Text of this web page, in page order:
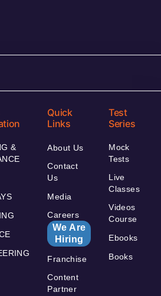
&
Quick
Links
About Us
Contact
Us
Media
Careers
We Are
Hiring
Franchise
Content
Partner
Test
Series
Mock
Tests
Live
Classes
Videos
Course
Ebooks
Books